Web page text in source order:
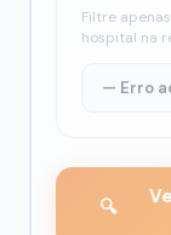
Filtre
hospital na
🔍